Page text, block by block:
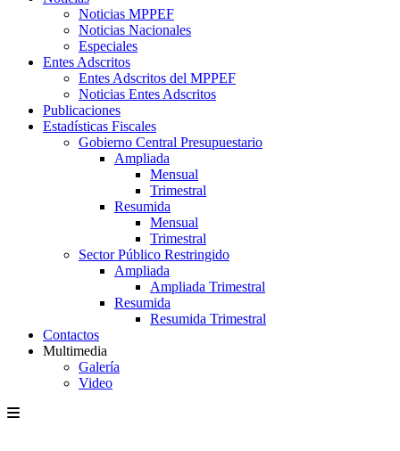
Noticias MPPEF
Noticias Nacionales
Especiales
Entes Adscritos
Entes Adscritos del MPPEF
Noticias Entes Adscritos
Publicaciones
Estadísticas Fiscales
Gobierno Central Presupuestario
Ampliada
Mensual
Trimestral
Resumida
Mensual
Trimestral
Sector Público Restringido
Ampliada
Ampliada Trimestral
Resumida
Resumida Trimestral
Contactos
Multimedia
Galería
Video